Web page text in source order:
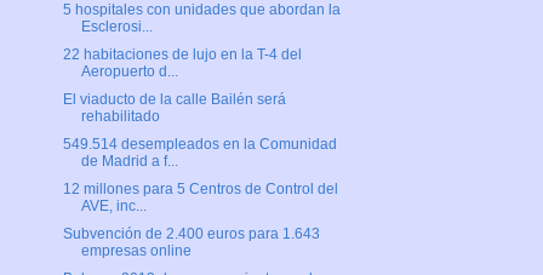
5 hospitales con unidades que abordan la
Esclerosi...
22 habitaciones de lujo en la T-4 del
Aeropuerto d...
El viaducto de la calle Bailén será
rehabilitado
549.514 desempleados en la Comunidad
de Madrid a f...
12 millones para 5 Centros de Control del
AVE, inc...
Subvención de 2.400 euros para 1.643
empresas online